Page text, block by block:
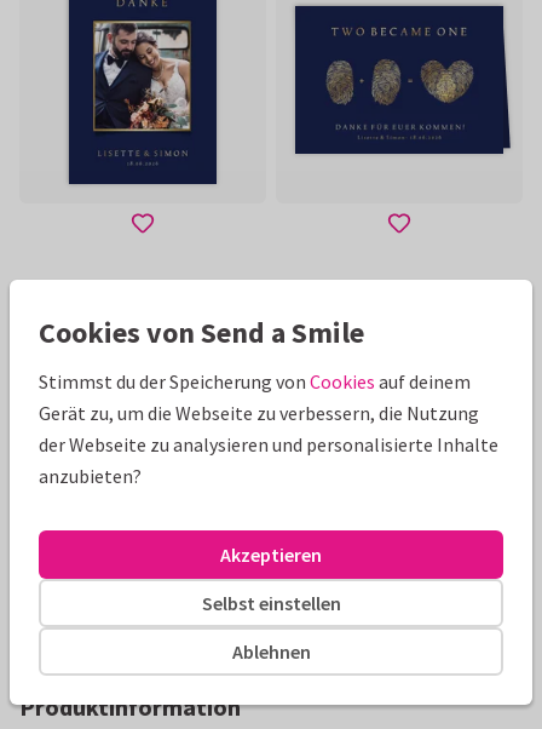
Schöne Extras zu deiner Karte
Produktinformation
Cookies von Send a Smile
Stimmst du der Speicherung von Cookies auf deinem
Gerät zu, um die Webseite zu verbessern, die Nutzung
der Webseite zu analysieren und personalisierte Inhalte
anzubieten?
Ablehnen
Selbst einstellen
Akzeptieren